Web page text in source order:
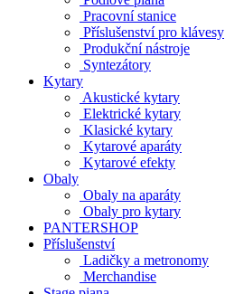
Pracovní stanice
Příslušenství pro klávesy
Produkční nástroje
Syntezátory
Kytary
Akustické kytary
Elektrické kytary
Klasické kytary
Kytarové aparáty
Kytarové efekty
Obaly
Obaly na aparáty
Obaly pro kytary
PANTERSHOP
Příslušenství
Ladičky a metronomy
Merchandise